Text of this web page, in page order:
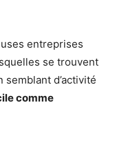
entreprises
se trouvent
d’activité
comme